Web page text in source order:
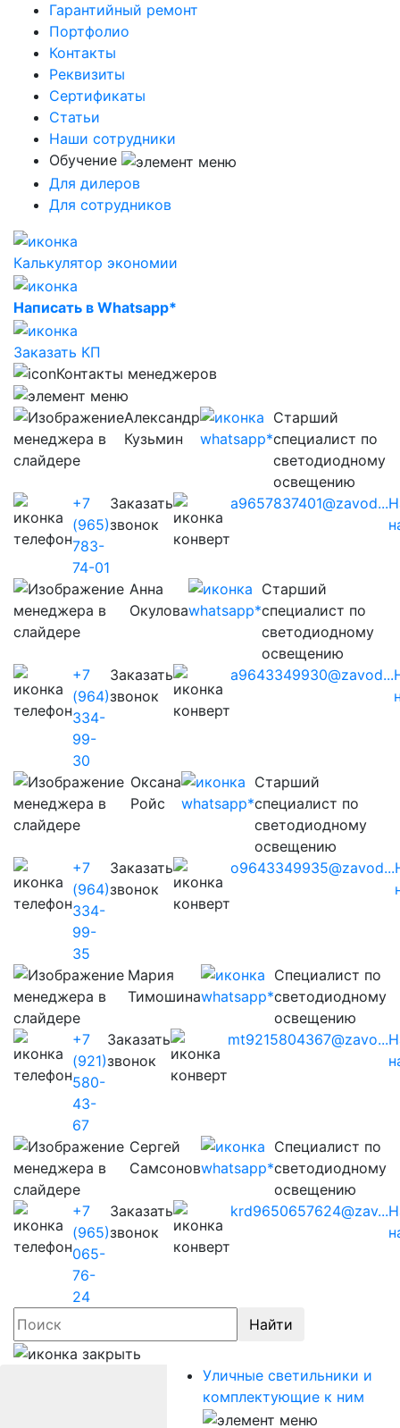
Гарантийный ремонт
Портфолио
Контакты
Реквизиты
Сертификаты
Статьи
Наши сотрудники
Обучение
Для дилеров
Для сотрудников
Калькулятор экономии
Написать в Whatsapp*
Заказать КП
Контакты менеджеров
Александр
Кузьмин
Старший
специалист по
светодиодному
освещению
+7
(965)
783-
74-01
Заказать
звонок
a9657837401@zavod...
Анна
Окулова
Старший
специалист по
светодиодному
освещению
+7
(964)
334-
99-
30
Заказать
звонок
a9643349930@zavod...
Оксана
Ройс
Старший
специалист по
светодиодному
освещению
+7
(964)
334-
99-
35
Заказать
звонок
o9643349935@zavod...
Мария
Тимошина
Cпециалист по
светодиодному
освещению
+7
(921)
580-
43-
67
Заказать
звонок
mt9215804367@zavo...
Сергей
Самсонов
Cпециалист по
светодиодному
освещению
+7
(965)
065-
76-
24
Заказать
звонок
krd9650657624@zav...
Найти
Уличные светильники и
комплектующие к ним